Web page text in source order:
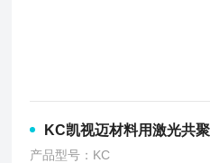
KC凯视迈材料用激光共
产品型号：KC